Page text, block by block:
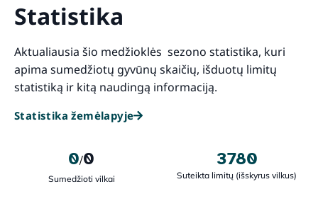
Statistika
Aktualiausia šio medžioklės sezono statistika, kuri
apima sumedžiotų gyvūnų skaičių, išduotų limitų
statistiką ir kitą naudingą informaciją.
Statistika žemėlapyje
0/0
Sumedžioti vilkai
3780
Suteikta limitų (išskyrus vilkus)